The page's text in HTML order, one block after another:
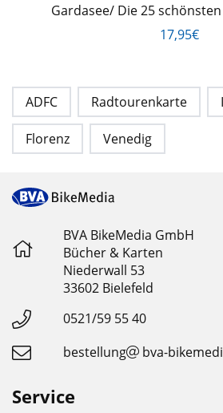
Gardasee/ Die 25
17,95€
ADFC Radtourenkarte
Florenz Venedig
BVA BikeMedia GmbH
Bücher & Karten
Niederwall 53
33602 Bielefeld
0521/59 55 40
bestellung
bva-
Service